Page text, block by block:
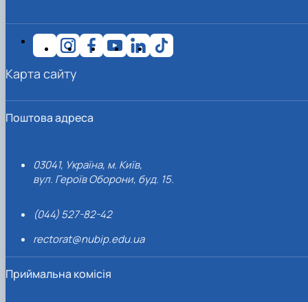
Поштова адреса
03041, Україна, м. Київ,
вул. Героїв Оборони, буд. 15.
(044) 527-82-42
rectorat@nubip.edu.ua
Приймальна комісія
Карта сайту